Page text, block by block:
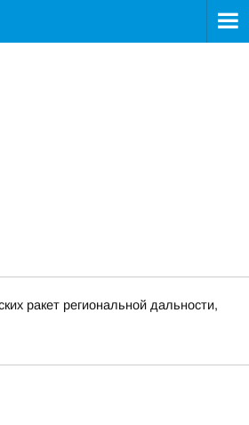
ракет региональной дальности,